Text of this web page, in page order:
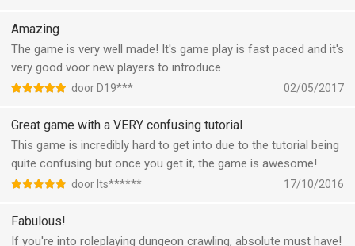
Amazing
The game is very well made! It's game play is fast paced and it's
very good voor new players to introduce
door D19*** 02/05/2017
Great game with a VERY confusing tutorial
This game is incredibly hard to get into due to the tutorial being
quite confusing but once you get it, the game is awesome!
door Its****** 17/10/2016
Fabulous!
If you're into roleplaying dungeon crawling, absolute must have!